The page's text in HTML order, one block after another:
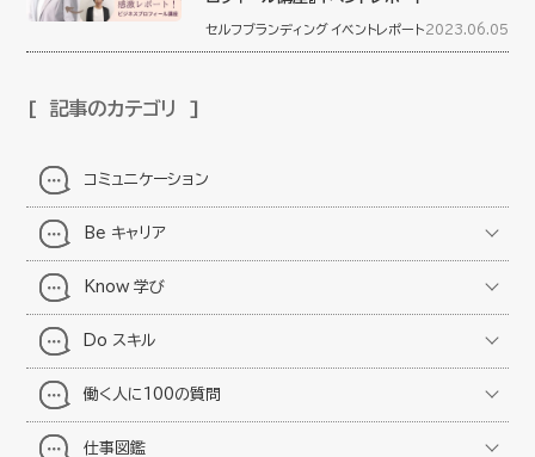
セルフブランディング イベントレポート 2023.06.05
記事のカテゴリ
コミュニケーション
Be キャリア
Know 学び
Do スキル
働く人に100の質問
仕事図鑑